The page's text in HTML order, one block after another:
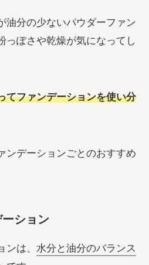
油分の少ないパウダーファン
っぽさや乾燥が気になってし
てファンデーションを使い分
ンデーションごとのおすすめ
ション
ンは、 水分と油分のバランス